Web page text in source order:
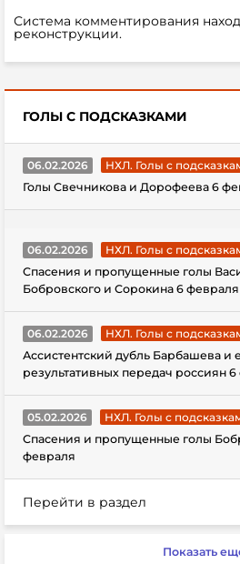
Система комментирования
реконструкции.
ГОЛЫ С ПОДСКАЗКАМИ
06.02.2026
НХЛ. Голы с
Голы Свечникова и Дорофеева 6
06.02.2026
НХЛ. Голы с
Спасения и пропущенные голы
Бобровского и Сорокина 6 февраля
06.02.2026
НХЛ. Голы с
Ассистентский дубль Барбашева и
результативных передач россиян
05.02.2026
НХЛ. Голы с
Спасения и пропущенные голы
февраля
Перейти в раздел
Показать